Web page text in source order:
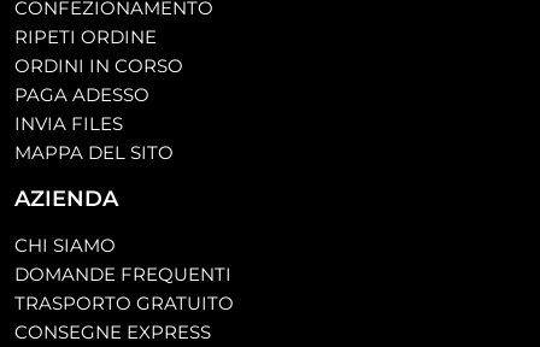
CONFEZIONAMENTO
RIPETI ORDINE
ORDINI IN CORSO
PAGA ADESSO
INVIA FILES
MAPPA DEL SITO
AZIENDA
CHI SIAMO
DOMANDE FREQUENTI
TRASPORTO GRATUITO
CONSEGNE EXPRESS